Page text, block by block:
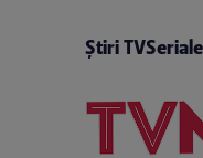
Știri TVSeriale